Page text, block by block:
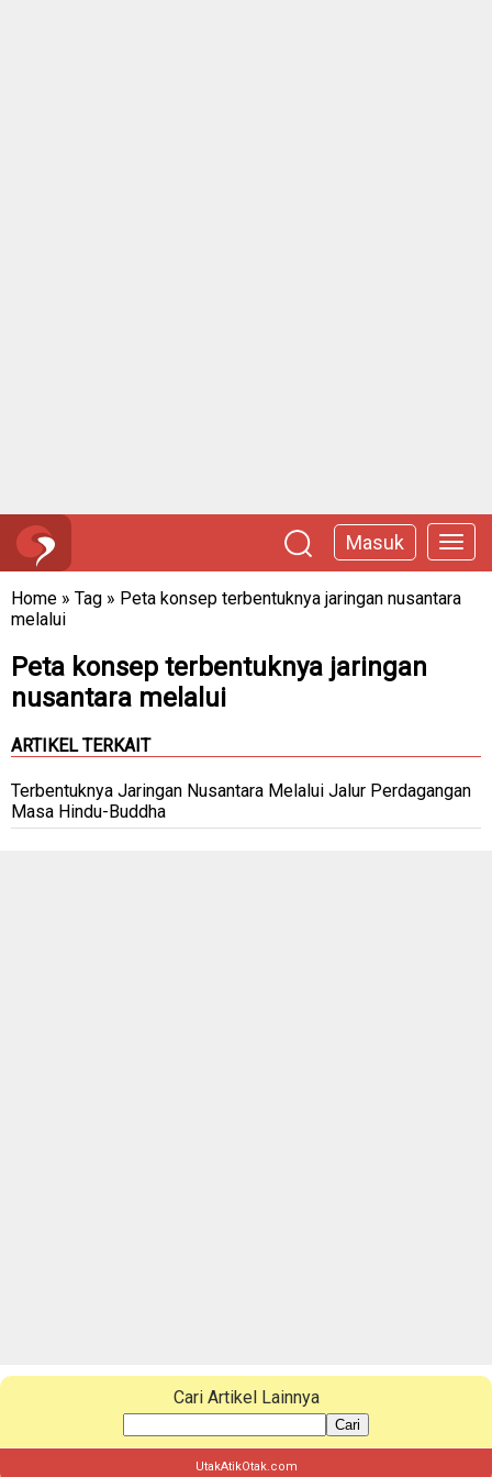
Masuk
Home » Tag » Peta konsep terbentuknya jaringan nusantara
melalui
Peta konsep terbentuknya jaringan
nusantara melalui
ARTIKEL TERKAIT
Terbentuknya Jaringan Nusantara Melalui Jalur Perdagangan
Masa Hindu-Buddha
Cari Artikel Lainnya
Cari
UtakAtikOtak.com